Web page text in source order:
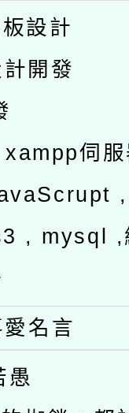
設計
開發
伺
, mysql ,
愛名言
愚